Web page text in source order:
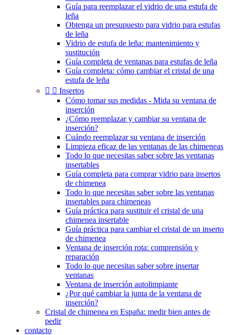
Guía para reemplazar el vidrio de una estufa de
leña
Obtenga un presupuesto para vidrio para estufas
de leña
Vidrio de estufa de leña: mantenimiento y
sustitución
Guía completa de ventanas para estufas de leña
Guía completa: cómo cambiar el cristal de una
estufa de leña
  Insertos
Cómo tomar sus medidas - Mida su ventana de
inserción
¿Cómo reemplazar y cambiar su ventana de
inserción?
Cuándo reemplazar su ventana de inserción
Limpieza eficaz de las ventanas de las chimeneas
Todo lo que necesitas saber sobre las ventanas
insertables
Guía completa para comprar vidrio para insertos
de chimenea
Todo lo que necesitas saber sobre las ventanas
insertables para chimeneas
Guía práctica para sustituir el cristal de una
chimenea insertable
Guía práctica para cambiar el cristal de un inserto
de chimenea
Ventana de inserción rota: comprensión y
reparación
Todo lo que necesitas saber sobre insertar
ventanas
Ventana de inserción autolimpiante
¿Por qué cambiar la junta de la ventana de
inserción?
Cristal de chimenea en España: medir bien antes de
pedir
contacto